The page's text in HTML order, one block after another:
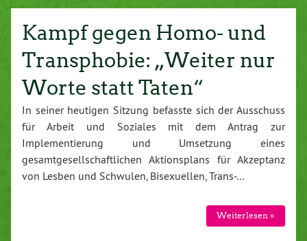
Kampf gegen Homo- und
Transphobie: „Weiter nur
Worte statt Taten“
In seiner heutigen Sitzung befasste sich der Ausschuss
für Arbeit und Soziales mit dem Antrag zur
Implementierung und Umsetzung eines
gesamtgesellschaftlichen Aktionsplans für Akzeptanz
von Lesben und Schwulen, Bisexuellen, Trans-…
Weiterlesen »